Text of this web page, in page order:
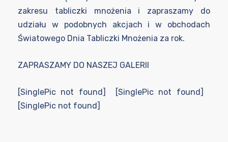
zakresu tabliczki mnożenia i zapraszamy do
udziału w podobnych akcjach i w obchodach
Światowego Dnia Tabliczki Mnożenia za rok.
ZAPRASZAMY DO NASZEJ GALERII
[SinglePic not found] [SinglePic not found]
[SinglePic not found]